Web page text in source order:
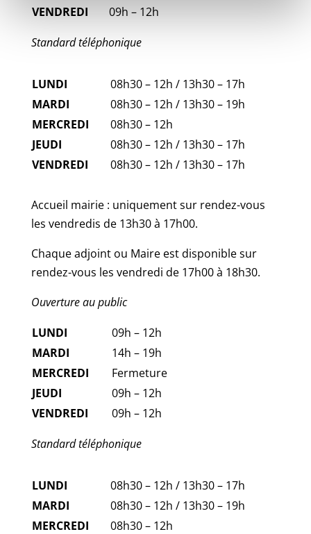
VENDREDI
09h – 12h
Standard téléphonique
LUNDI
08h30 – 12h / 13h30 – 17h
MARDI
08h30 – 12h / 13h30 – 19h
MERCREDI
08h30 – 12h
JEUDI
08h30 – 12h / 13h30 – 17h
VENDREDI
08h30 – 12h / 13h30 – 17h
Accueil mairie : uniquement sur rendez-vous
les vendredis de 13h30 à 17h00.
Chaque adjoint ou Maire est disponible sur
rendez-vous les vendredi de 17h00 à 18h30.
Ouverture au public
LUNDI
09h – 12h
MARDI
14h – 19h
MERCREDI
Fermeture
JEUDI
09h – 12h
VENDREDI
09h – 12h
Standard téléphonique
LUNDI
08h30 – 12h / 13h30 – 17h
MARDI
08h30 – 12h / 13h30 – 19h
MERCREDI
08h30 – 12h